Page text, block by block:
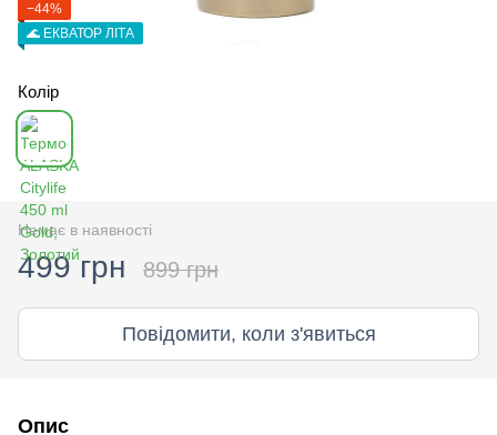
−44%
🌊 ЕКВАТОР ЛІТА
Колір
Немає в наявності
499 грн 899 грн
Повідомити, коли з'явиться
Опис